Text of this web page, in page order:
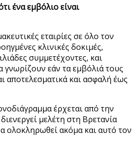
ένα εμβόλιο είναι
εταιρίες σε όλο τον
κλινικές δοκιμές,
συμμετέχοντες, και
γνωρίζουν εάν τα εμβόλιά τους
αποτελεσματικά και ασφαλή έως
έρχεται από την
μελέτη στη Βρετανία
ολοκληρωθεί ακόμα και αυτό τον